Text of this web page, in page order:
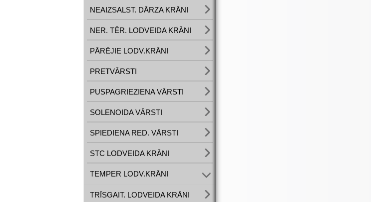
NEAIZSALST. DĀRZA KRĀNI
NER. TĒR. LODVEIDA KRĀNI
PĀRĒJIE LODV.KRĀNI
PRETVĀRSTI
PUSPAGRIEZIENA VĀRSTI
SOLENOIDA VĀRSTI
SPIEDIENA RED. VĀRSTI
STC LODVEIDA KRĀNI
TEMPER LODV.KRĀNI
TRĪSGAIT. LODVEIDA KRĀNI